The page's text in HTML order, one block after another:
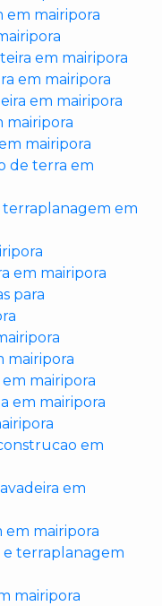
em mairipora
em mairipora
em mairipora
em mairipora
mairipora
mairipora
de terra em
terraplanagem em
em mairipora
para
mairipora
mairipora
em mairipora
em
em
em mairipora
terraplanagem
mairipora